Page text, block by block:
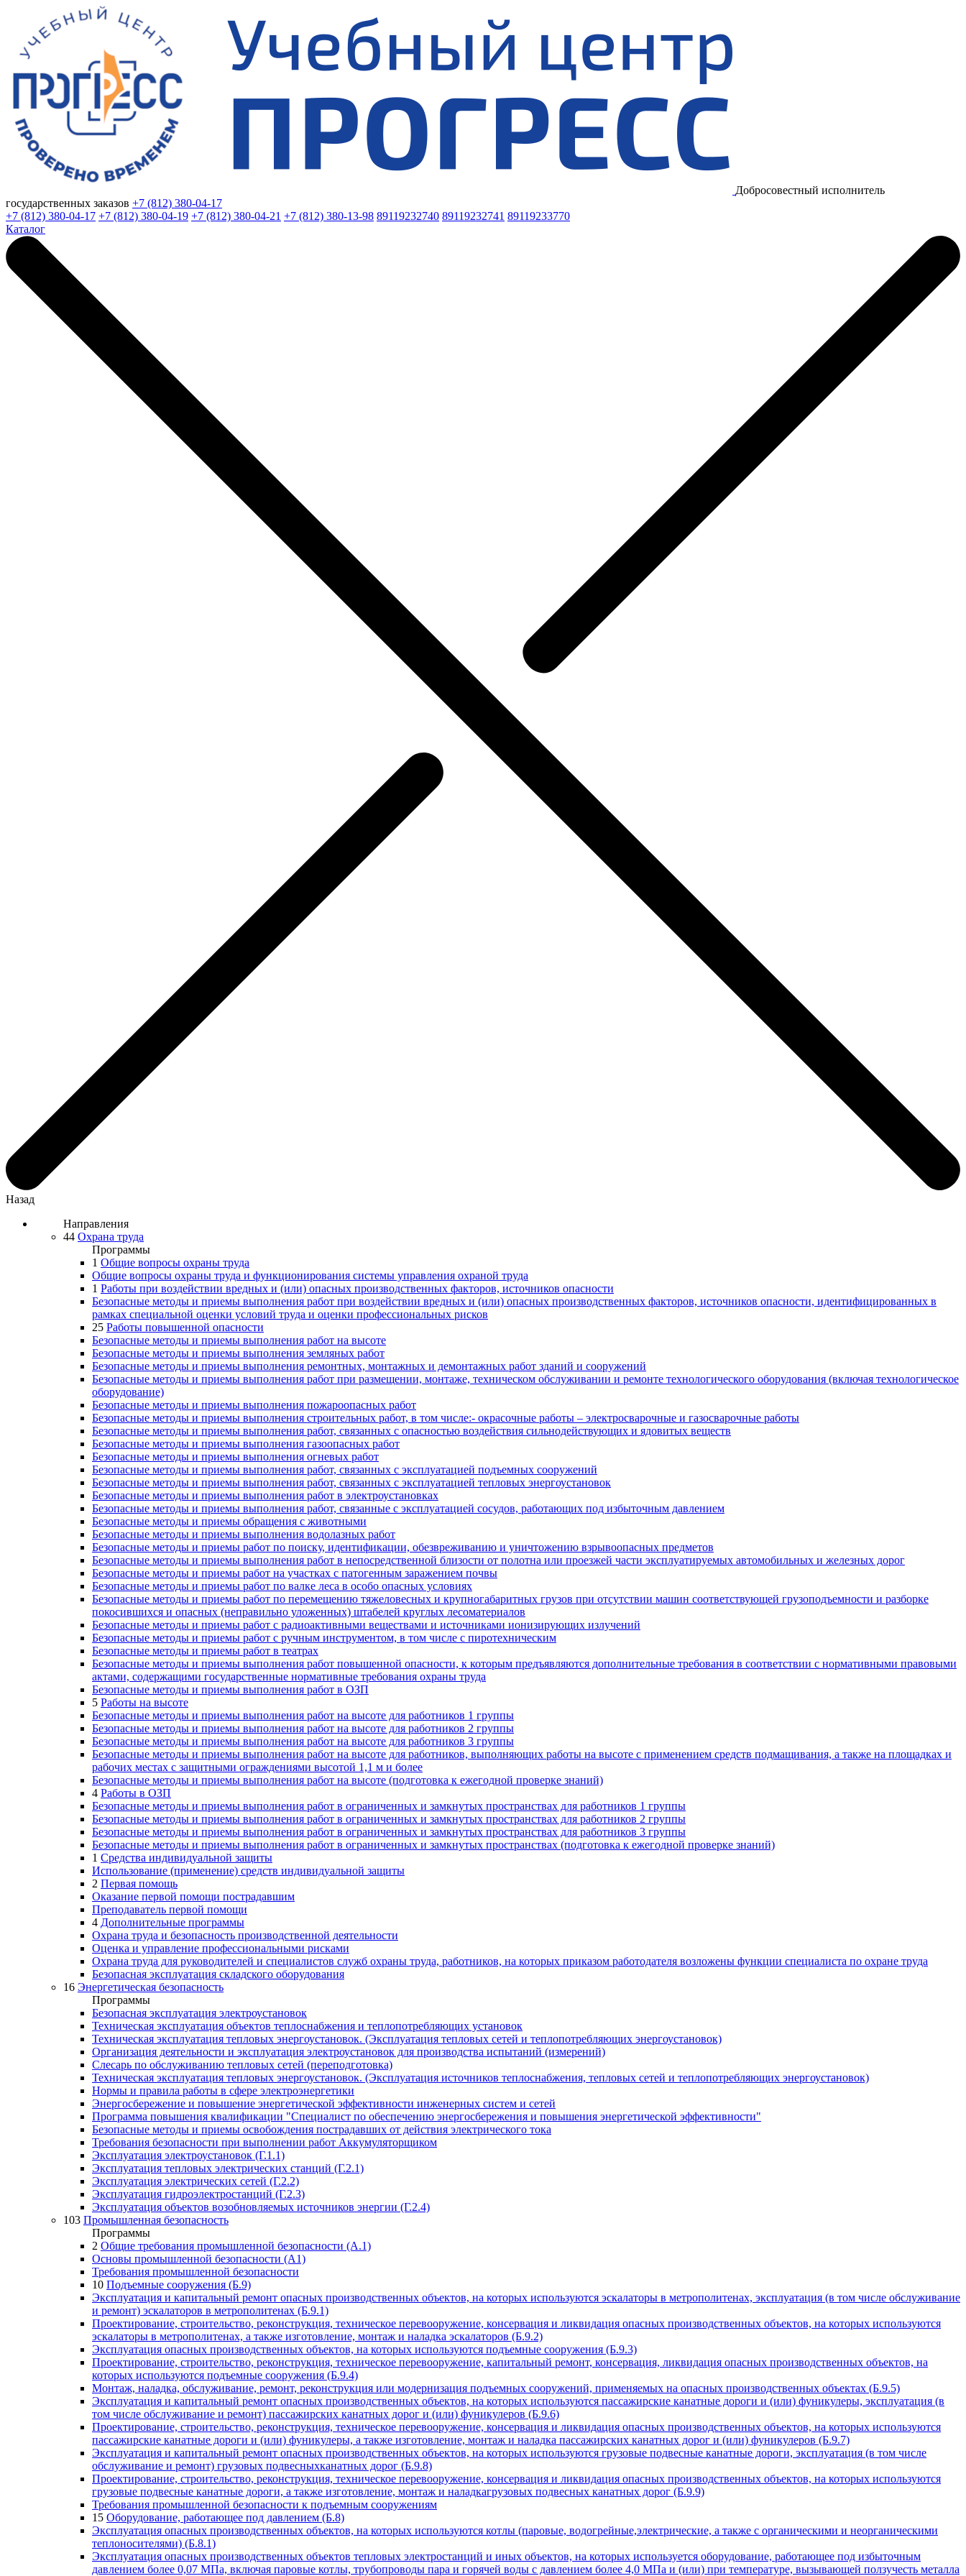
Добросовестный исполнитель
государственных заказов +7 (812) 380-04-17
+7 (812) 380-04-17 +7 (812) 380-04-19 +7 (812) 380-04-21 +7 (812) 380-13-98 89119232740 89119232741 89119233770
Каталог
Назад
Направления
44 Охрана труда
Программы
1 Общие вопросы охраны труда
Общие вопросы охраны труда и функционирования системы управления охраной труда
1 Работы при воздействии вредных и (или) опасных производственных факторов, источников опасности
Безопасные методы и приемы выполнения работ при воздействии вредных и (или) опасных производственных факторов, источников опасности, идентифицированных в
рамках специальной оценки условий труда и оценки профессиональных рисков
25 Работы повышенной опасности
Безопасные методы и приемы выполнения работ на высоте
Безопасные методы и приемы выполнения земляных работ
Безопасные методы и приемы выполнения ремонтных, монтажных и демонтажных работ зданий и сооружений
Безопасные методы и приемы выполнения работ при размещении, монтаже, техническом обслуживании и ремонте технологического оборудования (включая технологическое
оборудование)
Безопасные методы и приемы выполнения пожароопасных работ
Безопасные методы и приемы выполнения строительных работ, в том числе:- окрасочные работы – электросварочные и газосварочные работы
Безопасные методы и приемы выполнения работ, связанных с опасностью воздействия сильнодействующих и ядовитых веществ
Безопасные методы и приемы выполнения газоопасных работ
Безопасные методы и приемы выполнения огневых работ
Безопасные методы и приемы выполнения работ, связанных с эксплуатацией подъемных сооружений
Безопасные методы и приемы выполнения работ, связанных с эксплуатацией тепловых энергоустановок
Безопасные методы и приемы выполнения работ в электроустановках
Безопасные методы и приемы выполнения работ, связанные с эксплуатацией сосудов, работающих под избыточным давлением
Безопасные методы и приемы обращения с животными
Безопасные методы и приемы выполнения водолазных работ
Безопасные методы и приемы работ по поиску, идентификации, обезвреживанию и уничтожению взрывоопасных предметов
Безопасные методы и приемы выполнения работ в непосредственной близости от полотна или проезжей части эксплуатируемых автомобильных и железных дорог
Безопасные методы и приемы работ на участках с патогенным заражением почвы
Безопасные методы и приемы работ по валке леса в особо опасных условиях
Безопасные методы и приемы работ по перемещению тяжеловесных и крупногабаритных грузов при отсутствии машин соответствующей грузоподъемности и разборке
покосившихся и опасных (неправильно уложенных) штабелей круглых лесоматериалов
Безопасные методы и приемы работ с радиоактивными веществами и источниками ионизирующих излучений
Безопасные методы и приемы работ с ручным инструментом, в том числе с пиротехническим
Безопасные методы и приемы работ в театрах
Безопасные методы и приемы выполнения работ повышенной опасности, к которым предъявляются дополнительные требования в соответствии с нормативными правовыми
актами, содержащими государственные нормативные требования охраны труда
Безопасные методы и приемы выполнения работ в ОЗП
5 Работы на высоте
Безопасные методы и приемы выполнения работ на высоте для работников 1 группы
Безопасные методы и приемы выполнения работ на высоте для работников 2 группы
Безопасные методы и приемы выполнения работ на высоте для работников 3 группы
Безопасные методы и приемы выполнения работ на высоте для работников, выполняющих работы на высоте с применением средств подмащивания, а также на площадках и
рабочих местах с защитными ограждениями высотой 1,1 м и более
Безопасные методы и приемы выполнения работ на высоте (подготовка к ежегодной проверке знаний)
4 Работы в ОЗП
Безопасные методы и приемы выполнения работ в ограниченных и замкнутых пространствах для работников 1 группы
Безопасные методы и приемы выполнения работ в ограниченных и замкнутых пространствах для работников 2 группы
Безопасные методы и приемы выполнения работ в ограниченных и замкнутых пространствах для работников 3 группы
Безопасные методы и приемы выполнения работ в ограниченных и замкнутых пространствах (подготовка к ежегодной проверке знаний)
1 Средства индивидуальной защиты
Использование (применение) средств индивидуальной защиты
2 Первая помощь
Оказание первой помощи пострадавшим
Преподаватель первой помощи
4 Дополнительные программы
Охрана труда и безопасность производственной деятельности
Оценка и управление профессиональными рисками
Охрана труда для руководителей и специалистов служб охраны труда, работников, на которых приказом работодателя возложены функции специалиста по охране труда
Безопасная эксплуатация складского оборудования
16 Энергетическая безопасность
Программы
Безопасная эксплуатация электроустановок
Техническая эксплуатация объектов теплоснабжения и теплопотребляющих установок
Техническая эксплуатация тепловых энергоустановок. (Эксплуатация тепловых сетей и теплопотребляющих энергоустановок)
Организация деятельности и эксплуатация электроустановок для производства испытаний (измерений)
Слесарь по обслуживанию тепловых сетей (переподготовка)
Техническая эксплуатация тепловых энергоустановок. (Эксплуатация источников теплоснабжения, тепловых сетей и теплопотребляющих энергоустановок)
Нормы и правила работы в сфере электроэнергетики
Энергосбережение и повышение энергетической эффективности инженерных систем и сетей
Программа повышения квалификации "Специалист по обеспечению энергосбережения и повышения энергетической эффективности"
Безопасные методы и приемы освобождения пострадавших от действия электрического тока
Требования безопасности при выполнении работ Аккумуляторщиком
Эксплуатация электроустановок (Г.1.1)
Эксплуатация тепловых электрических станций (Г.2.1)
Эксплуатация электрических сетей (Г.2.2)
Эксплуатация гидроэлектростанций (Г.2.3)
Эксплуатация объектов возобновляемых источников энергии (Г.2.4)
103 Промышленная безопасность
Программы
2 Общие требования промышленной безопасности (А.1)
Основы промышленной безопасности (А1)
Требования промышленной безопасности
10 Подъемные сооружения (Б.9)
Эксплуатация и капитальный ремонт опасных производственных объектов, на которых используются эскалаторы в метрополитенах, эксплуатация (в том числе обслуживание
и ремонт) эскалаторов в метрополитенах (Б.9.1)
Проектирование, строительство, реконструкция, техническое перевооружение, консервация и ликвидация опасных производственных объектов, на которых используются
эскалаторы в метрополитенах, а также изготовление, монтаж и наладка эскалаторов (Б.9.2)
Эксплуатация опасных производственных объектов, на которых используются подъемные сооружения (Б.9.3)
Проектирование, строительство, реконструкция, техническое перевооружение, капитальный ремонт, консервация, ликвидация опасных производственных объектов, на
которых используются подъемные сооружения (Б.9.4)
Монтаж, наладка, обслуживание, ремонт, реконструкция или модернизация подъемных сооружений, применяемых на опасных производственных объектах (Б.9.5)
Эксплуатация и капитальный ремонт опасных производственных объектов, на которых используются пассажирские канатные дороги и (или) фуникулеры, эксплуатация (в
том числе обслуживание и ремонт) пассажирских канатных дорог и (или) фуникулеров (Б.9.6)
Проектирование, строительство, реконструкция, техническое перевооружение, консервация и ликвидация опасных производственных объектов, на которых используются
пассажирские канатные дороги и (или) фуникулеры, а также изготовление, монтаж и наладка пассажирских канатных дорог и (или) фуникулеров (Б.9.7)
Эксплуатация и капитальный ремонт опасных производственных объектов, на которых используются грузовые подвесные канатные дороги, эксплуатация (в том числе
обслуживание и ремонт) грузовых подвесныхканатных дорог (Б.9.8)
Проектирование, строительство, реконструкция, техническое перевооружение, консервация и ликвидация опасных производственных объектов, на которых используются
грузовые подвесные канатные дороги, а также изготовление, монтаж и наладкагрузовых подвесных канатных дорог (Б.9.9)
Требования промышленной безопасности к подъемным сооружениям
15 Оборудование, работающее под давлением (Б.8)
Эксплуатация опасных производственных объектов, на которых используются котлы (паровые, водогрейные,электрические, а также с органическими и неорганическими
теплоносителями) (Б.8.1)
Эксплуатация опасных производственных объектов тепловых электростанций и иных объектов, на которых используется оборудование, работающее под избыточным
давлением более 0,07 МПа, включая паровые котлы, трубопроводы пара и горячей воды с давлением более 4,0 МПа и (или) при температуре, вызывающей ползучесть металла